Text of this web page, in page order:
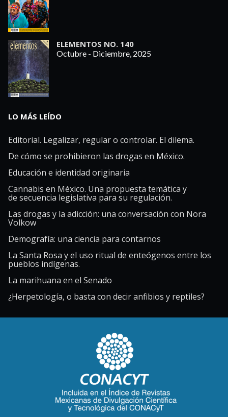
ELEMENTOS NO. 140
Octubre - Diciembre, 2025
LO MÁS LEÍDO
Editorial. Legalizar, regular o controlar. El dilema.
De cómo se prohibieron las drogas en México.
Educación e identidad originaria
Cannabis en México. Una propuesta temática y
de secuencia legislativa para su regulación.
Las drogas y la adicción: una conversación con Nora
Volkow
Demografía: una ciencia para contarnos
La Santa Rosa y el uso ritual de enteógenos entre los
pueblos indígenas.
La marihuana en el Senado
¿Herpetología, o basta con decir anfibios y reptiles?